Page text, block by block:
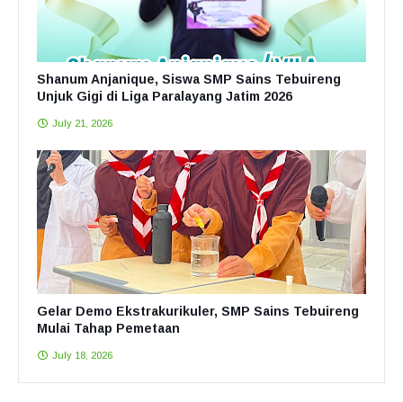
Shanum Anjanique, Siswa SMP Sains Tebuireng
Unjuk Gigi di Liga Paralayang Jatim 2026
July 21, 2026
Gelar Demo Ekstrakurikuler, SMP Sains Tebuireng
Mulai Tahap Pemetaan
July 18, 2026